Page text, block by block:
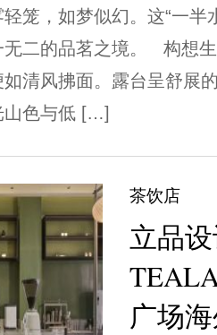
笼，如梦似幻。这“一半
无二的品茗之境。 构想
清风拂面。露台呈舒展
山色与低 […]
茶饮店
立品
广场